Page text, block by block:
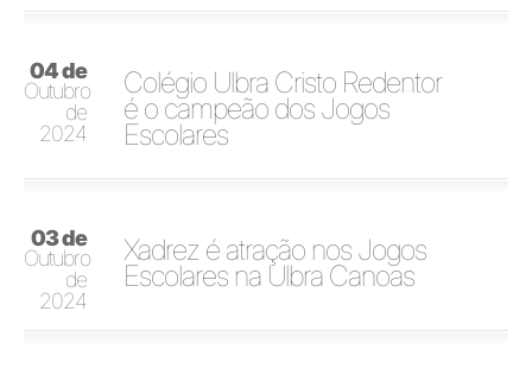
04 de
Outubro
de
2024
Colégio Ulbra Cristo Redentor
é o campeão dos Jogos
Escolares
03 de
Outubro
de
2024
Xadrez é atração nos Jogos
Escolares na Ulbra Canoas